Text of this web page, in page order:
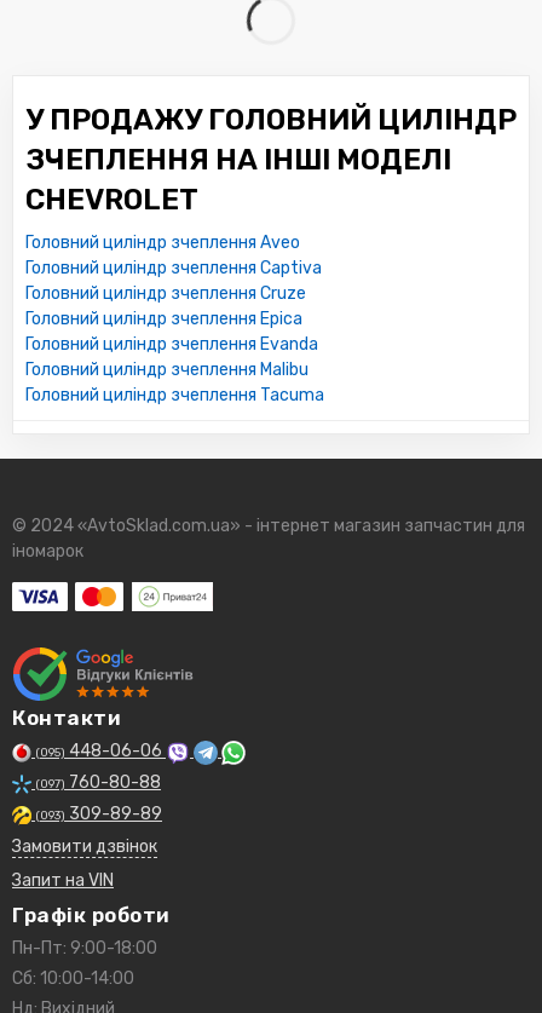
У ПРОДАЖУ ГОЛОВНИЙ ЦИЛІНДР
ЗЧЕПЛЕННЯ НА ІНШІ МОДЕЛІ
CHEVROLET
Головний циліндр зчеплення Aveo
Головний циліндр зчеплення Captiva
Головний циліндр зчеплення Cruze
Головний циліндр зчеплення Epica
Головний циліндр зчеплення Evanda
Головний циліндр зчеплення Malibu
Головний циліндр зчеплення Tacuma
© 2024 «AvtoSklad.com.ua» - інтернет магазин запчастин для
іномарок
Контакти
(095) 448-06-06
(097) 760-80-88
(093) 309-89-89
Замовити дзвінок
Запит на VIN
Графік роботи
Пн-Пт: 9:00-18:00
Сб: 10:00-14:00